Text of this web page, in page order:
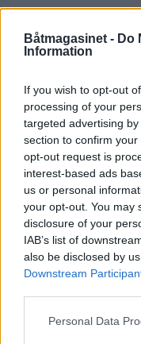
Båtmagasinet - Do
Information
If you wish to opt-out
processing of your
targeted advertising
section to confirm
opt-out request is
interest-based ads
us or personal
your opt-out. You may
disclosure of your
IAB’s list of
also be disclosed by
Downstream
Personal Data
TEST:
Mange
Topp 10:
flest